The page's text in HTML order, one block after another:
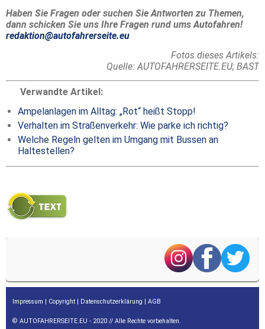
Haben Sie Fragen oder suchen Sie Antworten zu Themen,
dann schicken Sie uns Ihre Fragen rund ums Autofahren!
redaktion@autofahrerseite.eu
Fotos dieses Artikels:
Quelle: AUTOFAHRERSEITE.EU; BAST
Verwandte Artikel:
Ampelanlagen im Alltag: „Rot“ heißt Stopp!
Verhalten im Straßenverkehr: Wie parke ich richtig?
Welche Regeln gelten im Umgang mit Bussen an
Haltestellen?
Impressum Copyright Datenschutzerklärung AGB
© AUTOFAHRERSEITE.EU - 2020 // Alle Rechte vorbehalten.